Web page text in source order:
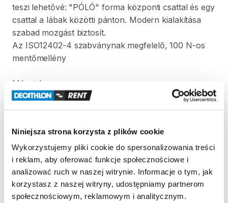
Niniejsza strona korzysta z plików cookie
Wykorzystujemy pliki cookie do spersonalizowania treści
i reklam, aby oferować funkcje społecznościowe i
analizować ruch w naszej witrynie. Informacje o tym, jak
korzystasz z naszej witryny, udostępniamy partnerom
społecznościowym, reklamowym i analitycznym.
teszi lehetővé: "PÓLÓ" forma központi csattal és egy
csattal a lábak közötti pánton. Modern kialakítása
szabad mozgást biztosít.
Az ISO12402-4 szabványnak megfelelő​,​ 100 N-os
mentőmellény
Méretek
A testsúly alapján válassz
-15-30 kg
Strona produktu w sklepie
Zasady wypożyczenia